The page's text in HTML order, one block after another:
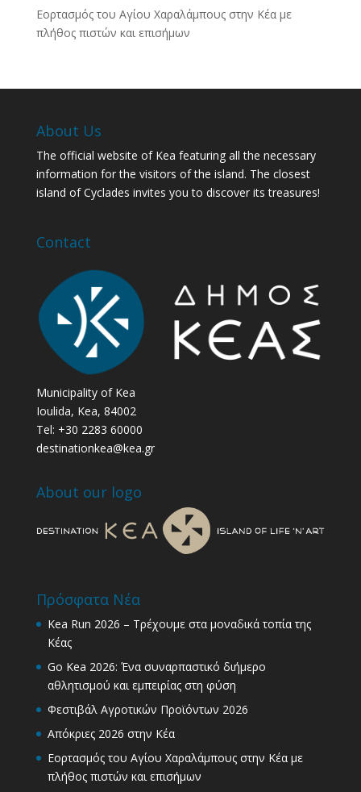
Εορτασμός του Αγίου Χαραλάμπους στην Κέα με
πλήθος πιστών και επισήμων
About Us
The official website of Kea featuring all the necessary
information for the visitors of the island. The closest
island of Cyclades invites you to discover its treasures!
Contact
Municipality of Kea
Ioulida, Kea, 84002
Tel: +30 2283 60000
destinationkea@kea.gr
About our logo
Πρόσφατα Νέα
Kea Run 2026 – Τρέχουμε στα μοναδικά τοπία της
Κέας
Go Kea 2026: Ένα συναρπαστικό διήμερο
αθλητισμού και εμπειρίας στη φύση
Φεστιβάλ Αγροτικών Προϊόντων 2026
Απόκριες 2026 στην Κέα
Εορτασμός του Αγίου Χαραλάμπους στην Κέα με
πλήθος πιστών και επισήμων